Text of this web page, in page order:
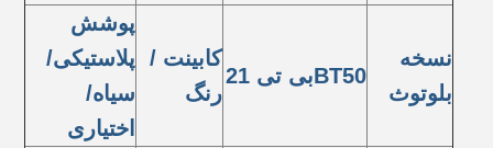
نسخه
بلوتوث
BT50بی تی 21
کابینت /
رنگ
پوشش
پلاستیکی/
سیاه/
اختیاری